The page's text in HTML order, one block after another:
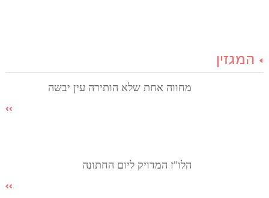
המגזין
מחווה אחת שלא הותירה עין יבשה
הלו"ז המדויק ליום החתונה